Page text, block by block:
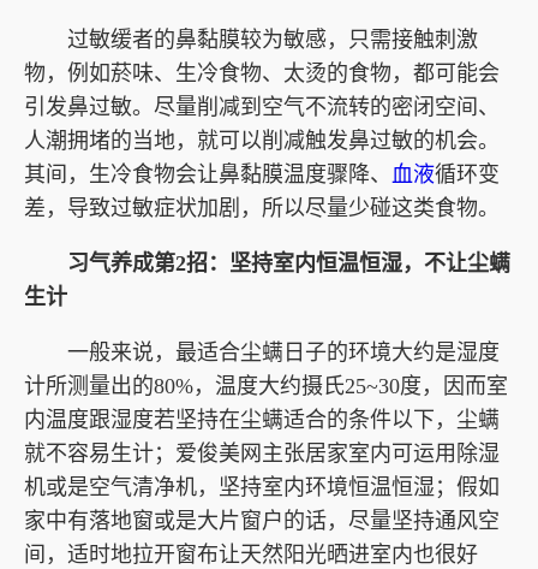
过敏缓者的鼻黏膜较为敏感，只需接触刺激
物，例如菸味、生冷食物、太烫的食物，都可能会
引发鼻过敏。尽量削减到空气不流转的密闭空间、
人潮拥堵的当地，就可以削减触发鼻过敏的机会。
其间，生冷食物会让鼻黏膜温度骤降、 血液循环变
差，导致过敏症状加剧，所以尽量少碰这类食物。
习气养成第2招：坚持室内恒温恒湿，不让尘螨
生计
一般来说，最适合尘螨日子的环境大约是湿度
计所测量出的80%，温度大约摄氏25~30度，因而室
内温度跟湿度若坚持在尘螨适合的条件以下，尘螨
就不容易生计；爱俊美网主张居家室内可运用除湿
机或是空气清净机，坚持室内环境恒温恒湿；假如
家中有落地窗或是大片窗户的话，尽量坚持通风空
间，适时地拉开窗布让天然阳光晒进室内也很好